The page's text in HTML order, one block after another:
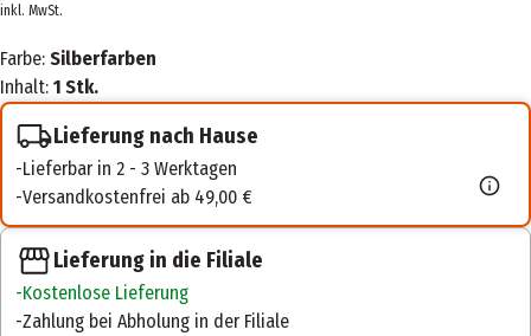
inkl. MwSt.
Farbe: Silberfarben
Inhalt: 1 Stk.
Lieferung nach Hause
Lieferbar in 2 - 3 Werktagen
Versandkostenfrei ab 49,00 €
Lieferung in die Filiale
Kostenlose Lieferung
Zahlung bei Abholung in der Filiale